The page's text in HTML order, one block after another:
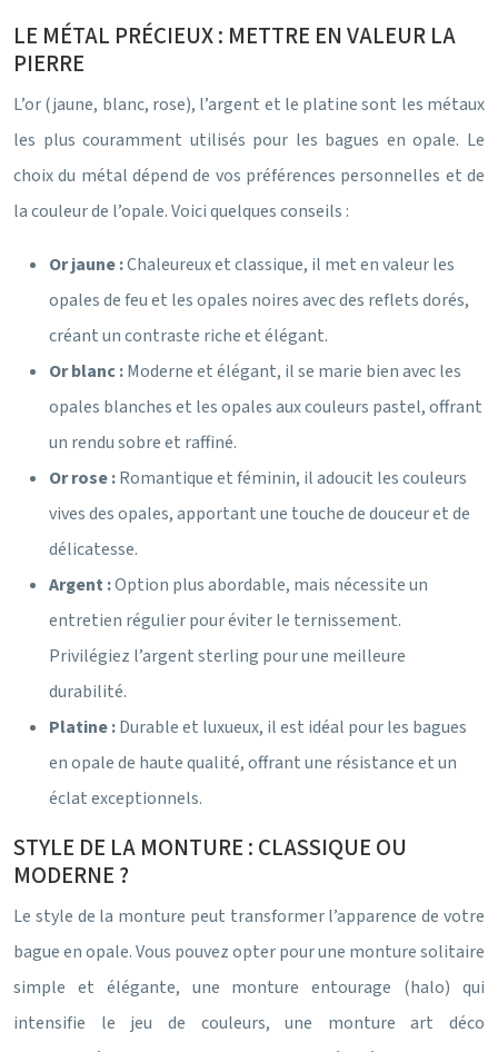
LE MÉTAL PRÉCIEUX : METTRE EN VALEUR LA
PIERRE
L’or (jaune, blanc, rose), l’argent et le platine sont les métaux
les plus couramment utilisés pour les bagues en opale. Le
choix du métal dépend de vos préférences personnelles et de
la couleur de l’opale. Voici quelques conseils :
Or jaune :Chaleureux et classique, il met en valeur les
opales de feu et les opales noires avec des reflets dorés,
créant un contraste riche et élégant.
Or blanc :Moderne et élégant, il se marie bien avec les
opales blanches et les opales aux couleurs pastel, offrant
un rendu sobre et raffiné.
Or rose :Romantique et féminin, il adoucit les couleurs
vives des opales, apportant une touche de douceur et de
délicatesse.
Argent :Option plus abordable, mais nécessite un
entretien régulier pour éviter le ternissement.
Privilégiez l’argent sterling pour une meilleure
durabilité.
Platine :Durable et luxueux, il est idéal pour les bagues
en opale de haute qualité, offrant une résistance et un
éclat exceptionnels.
STYLE DE LA MONTURE : CLASSIQUE OU
MODERNE ?
Le style de la monture peut transformer l’apparence de votre
bague en opale. Vous pouvez opter pour une monture solitaire
simple et élégante, une monture entourage (halo) qui
intensifie le jeu de couleurs, une monture art déco